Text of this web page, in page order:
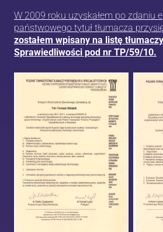
W 2009 roku uzyskałem po zdaniu
państwowego tytuł tłumacza
zostałem wpisany na listę
Sprawiedliwości pod nr TP/59/10.